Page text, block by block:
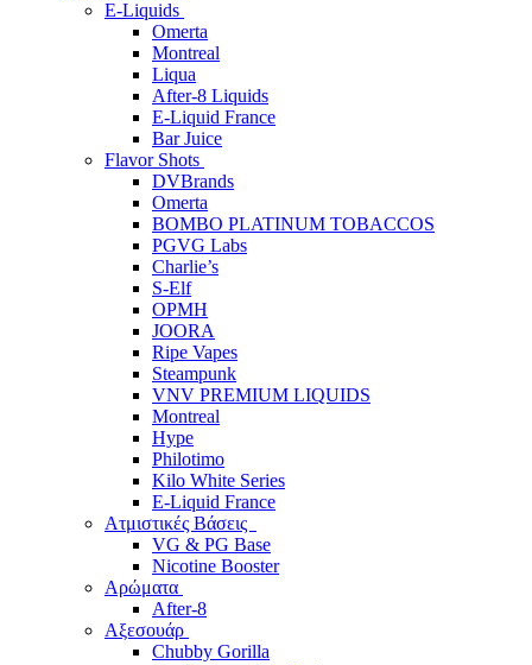
E-Liquids
Omerta
Montreal
Liqua
After-8 Liquids
E-Liquid France
Bar Juice
Flavor Shots
DVBrands
Omerta
BOMBO PLATINUM TOBACCOS
PGVG Labs
Charlie’s
S-Elf
OPMH
JOORA
Ripe Vapes
Steampunk
VNV PREMIUM LIQUIDS
Montreal
Hype
Philotimo
Kilo White Series
E-Liquid France
Ατμιστικές Βάσεις
VG & PG Base
Nicotine Booster
Αρώματα
After-8
Αξεσουάρ
Chubby Gorilla